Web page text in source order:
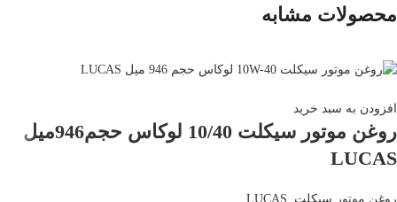
محصولات مشابه
افزودن به سبد خرید
روغن موتور سیکلت 10/40 لوکاس حجم946میل
LUCAS
روغن موتور سیکلت
LUCAS